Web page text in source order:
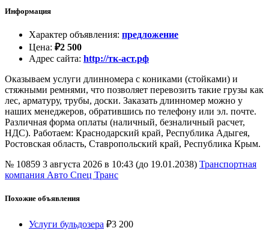
Информация
Характер объявления: предложение
Цена: ₽2 500
Адрес сайта: http://тк-аст.рф
Оказываем услуги длинномера с кониками (стойками) и
стяжными ремнями, что позволяет перевозить такие грузы как
лес, арматуру, трубы, доски. Заказать длинномер можно у
наших менеджеров, обратившись по телефону или эл. почте.
Различная форма оплаты (наличный, безналичный расчет,
НДС). Работаем: Краснодарский край, Республика Адыгея,
Ростовская область, Ставропольский край, Республика Крым.
№ 10859 3 августа 2026 в 10:43 (до 19.01.2038) Транспортная
компания Авто Спец Транс
Похожие объявления
Услуги бульдозера ₽3 200